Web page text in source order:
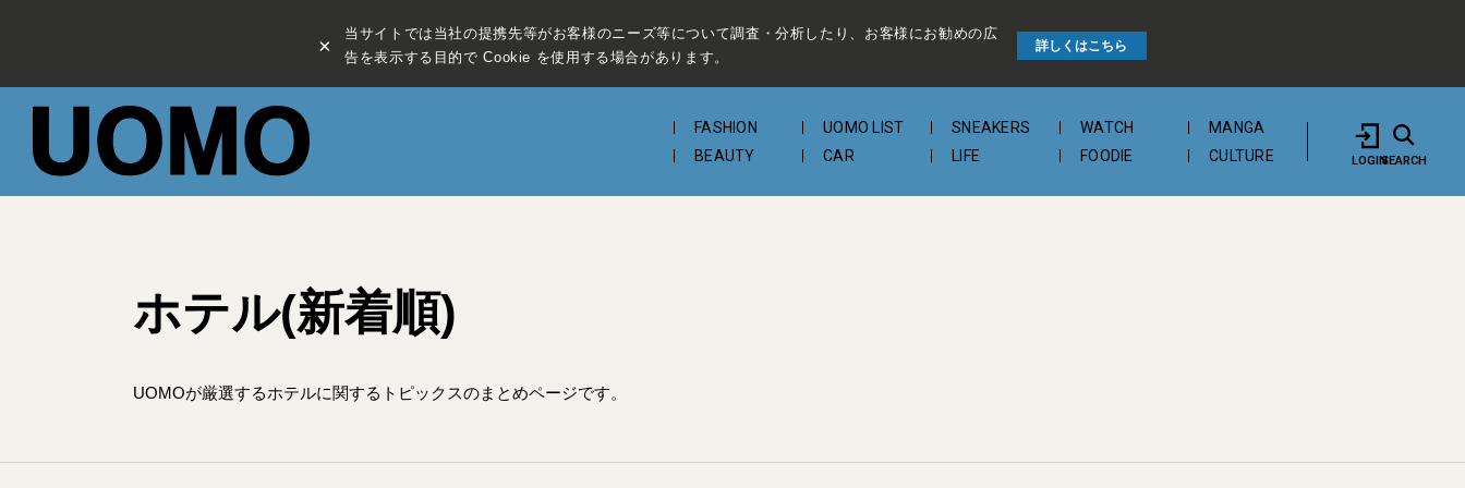
×
当サイトでは当社の提携先等がお客様のニーズ等について調査・分析したり、お客様にお勧めの広
告を表示する目的で Cookie を使用する場合があります。
詳しくはこちら
FASHION UOMO LIST SNEAKERS WATCH
MANGA
BEAUTY
CAR LIFE FOODIE CULTURE LOGINSEARCH
ホテル(新着順)
UOMOが厳選するホテルに関するトピックスのまとめページです。